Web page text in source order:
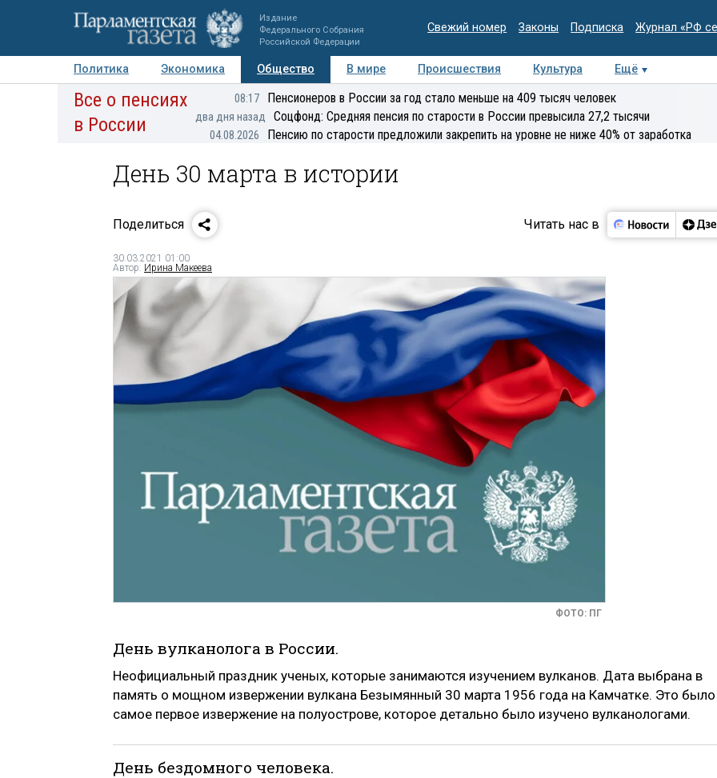
Издание
Федерального Собрания
Российской Федерации
Свежий номер Законы Подписка Журнал «РФ
Политика Экономика Общество В мире Происшествия Культура
Ещё
Авторы Персоны Мнения Регионы Медиацентр Интервью Колумнисты
Все о пенсиях
в России
08:17 Пенсионеров в России за год стало меньше на 409 тысяч человек
два дня назад Соцфонд: Средняя пенсия по старости в России превысила 27,2 тысячи
04.08.2026 Пенсию по старости предложили закрепить на уровне не ниже 40% от заработка
День 30 марта в истории
Поделиться Читать нас в
30.03.2021 01:00
Автор: Ирина Макеева
ФОТО: ПГ
День вулканолога в России.
Неофициальный праздник ученых, которые занимаются изучением вулканов. Дата выбрана в
память о мощном извержении вулкана Безымянный 30 марта 1956 года на Камчатке. Это было
самое первое извержение на полуострове, которое детально было изучено вулканологами.
День бездомного человека.